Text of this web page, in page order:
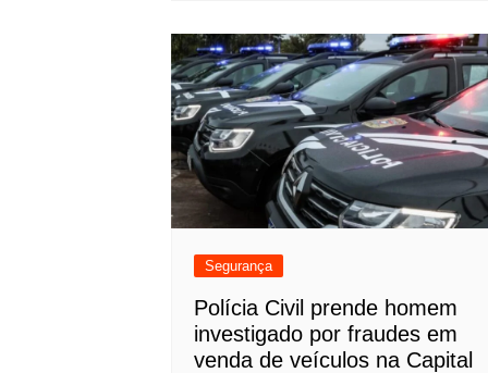
Segurança
Polícia Civil prende homem
investigado por fraudes em
venda de veículos na Capital